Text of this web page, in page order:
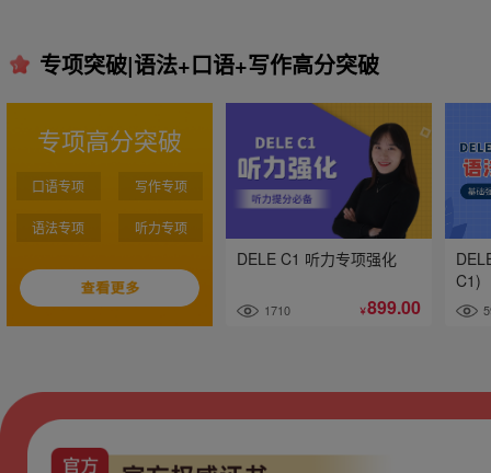
专项突破|语法+口语+写作高分突破
专项高分突破
口语专项 写作专项
语法专项 听力专项
DELE C1 听力专项强化
1710 ￥899.00
C1)